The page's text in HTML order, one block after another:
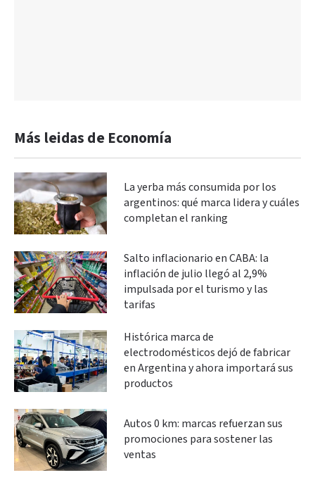
Más leidas de Economía
La yerba más consumida por los
argentinos: qué marca lidera y cuáles
completan el ranking
Salto inflacionario en CABA: la
inflación de julio llegó al 2,9%
impulsada por el turismo y las
tarifas
Histórica marca de
electrodomésticos dejó de fabricar
en Argentina y ahora importará sus
productos
Autos 0 km: marcas refuerzan sus
promociones para sostener las
ventas